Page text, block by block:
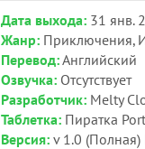
Дата выхода:31 янв.
Жанр:Приключения,
Перевод:Английский
Озвучка:Отсутствует
Разработчик:Melty
Таблетка:Пиратка
Версия:v 1.0 (Полная)